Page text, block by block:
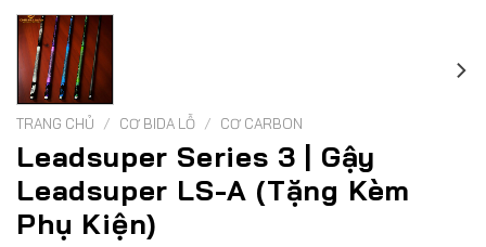
TRANG CHỦ / CƠ BIDA LỖ / CƠ CARBON
Leadsuper Series 3 | Gậy
Leadsuper LS-A (Tặng Kèm
Phụ Kiện)